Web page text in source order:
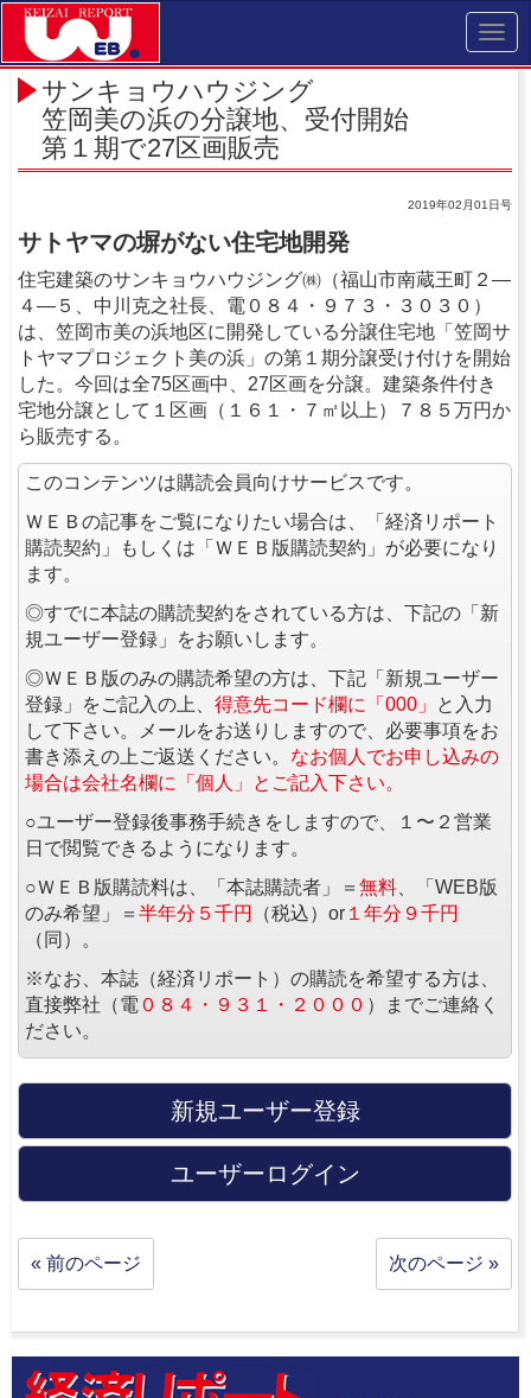
サンキョウハウジング
笠岡美の浜の分譲地、受付開始
第１期で27区画販売
2019年02月01日号
サトヤマの塀がない住宅地開発
住宅建築のサンキョウハウジング㈱（福山市南蔵王町２―
４―５、中川克之社長、電０８４・９７３・３０３０）
は、笠岡市美の浜地区に開発している分譲住宅地「笠岡サ
トヤマプロジェクト美の浜」の第１期分譲受け付けを開始
した。今回は全75区画中、27区画を分譲。建築条件付き
宅地分譲として１区画（１６１・７㎡以上）７８５万円か
ら販売する。
このコンテンツは購読会員向けサービスです。
ＷＥＢの記事をご覧になりたい場合は、「経済リポート
購読契約」もしくは「ＷＥＢ版購読契約」が必要になり
ます。
◎すでに本誌の購読契約をされている方は、下記の「新
規ユーザー登録」をお願いします。
◎ＷＥＢ版のみの購読希望の方は、下記「新規ユーザー
登録」をご記入の上、 得意先コード欄に「000」
と入力
して下さい。メールをお送りしますので、必要事項をお
書き添えの上ご返送ください。 なお個人でお申し込みの
場合は会社名欄に「個人」とご記入下さい。
○ユーザー登録後事務手続きをしますので、１〜２営業
日で閲覧できるようになります。
○ＷＥＢ版購読料は、「本誌購読者」＝ 無料 、「WEB版
のみ希望」＝ 半年分５千円 （税込）or １年分９千円
（同）。
※なお、本誌（経済リポート）の購読を希望する方は、
直接弊社（電 ０８４・９３１・２０００ ）までご連絡く
ださい。
新規ユーザー登録
ユーザーログイン
« 前のページ 次のページ »